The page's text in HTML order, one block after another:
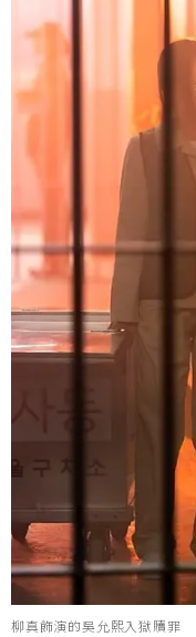
柳真飾演的吳允熙入獄贖罪